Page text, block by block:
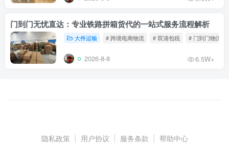
门到门无忧直达：专业铁路拼箱货代的一站式服务流程解析
大件运输 # 跨境电商物流 # 双清包税 # 门到门物流
2026-8-8 6.5W+
隐私政策 用户协议 服务条款 帮助中心